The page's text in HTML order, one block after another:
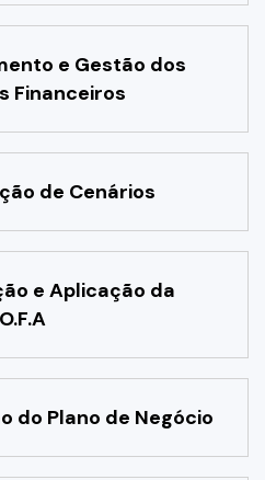
e Gestão dos
Financeiros
de Cenários
e Aplicação da
do Plano de Negócio